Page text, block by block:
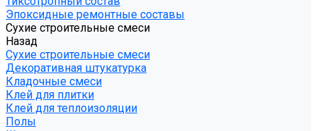
Эпоксидные ремонтные составы
Сухие строительные смеси
Назад
Сухие строительные смеси
Декоративная штукатурка
Кладочные смеси
Клей для плитки
Клей для теплоизоляции
Полы